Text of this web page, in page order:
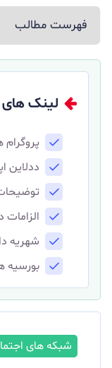
فهرست مطالب
لینک های
پروگرام
ددلاین
الزامات
شهریه
بورسیه